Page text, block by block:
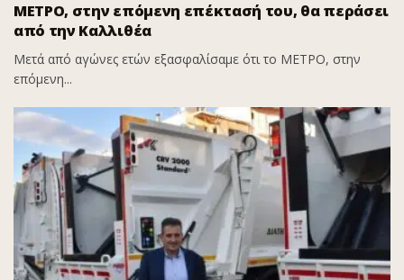
ΜΕΤΡΟ, στην επόμενη επέκτασή του, θα περάσει
από την Καλλιθέα
Μετά από αγώνες ετών εξασφαλίσαμε ότι το ΜΕΤΡΟ, στην
επόμενη...